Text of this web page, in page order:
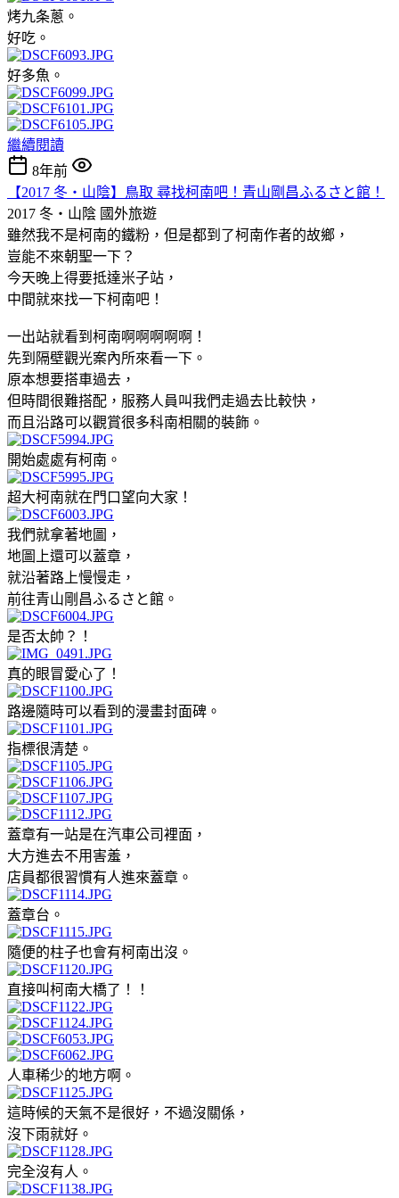
烤九条蔥。
好吃。
好多魚。
繼續閱讀
8年前
【2017 冬‧山陰】鳥取 尋找柯南吧！青山剛昌ふるさと館！
2017 冬‧山陰 國外旅遊
雖然我不是柯南的鐵粉，但是都到了柯南作者的故鄉，
豈能不來朝聖一下？
今天晚上得要抵達米子站，
中間就來找一下柯南吧！
一出站就看到柯南啊啊啊啊啊！
先到隔壁觀光案內所來看一下。
原本想要搭車過去，
但時間很難搭配，服務人員叫我們走過去比較快，
而且沿路可以觀賞很多科南相關的裝飾。
開始處處有柯南。
超大柯南就在門口望向大家！
我們就拿著地圖，
地圖上還可以蓋章，
就沿著路上慢慢走，
前往青山剛昌ふるさと館。
是否太帥？！
真的眼冒愛心了！
路邊隨時可以看到的漫畫封面碑。
指標很清楚。
蓋章有一站是在汽車公司裡面，
大方進去不用害羞，
店員都很習慣有人進來蓋章。
蓋章台。
隨便的柱子也會有柯南出沒。
直接叫柯南大橋了！！
人車稀少的地方啊。
這時候的天氣不是很好，不過沒關係，
沒下雨就好。
完全沒有人。